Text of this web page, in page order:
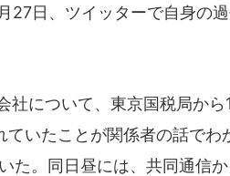
日、ツイッターで自身の
社について、東京国税局か
いたことが関係者の話でわ
た。同日昼には、共同通信